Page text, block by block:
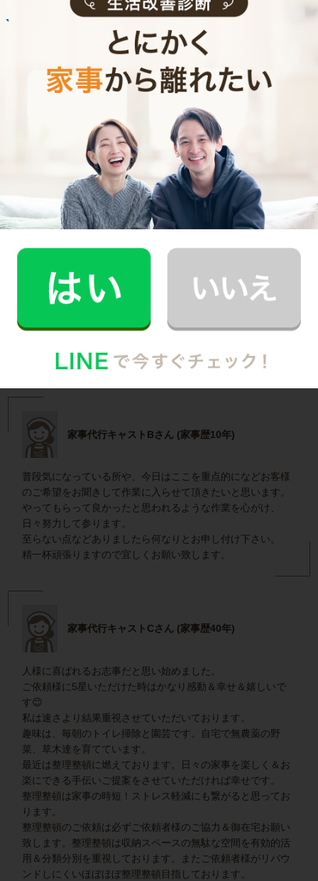
趣味の時間を作りたいと思い家事代行の利用を
始めました。
記事全文を見る
インタビュー一覧を見る
東大阪市で働く家事代行キャストの声
家事代行キャストAさん (家事歴27年)
整理収納アドバイザーの1級取得を目指していますので、お
どんどん、ご相談下さい。
家事代行キャストBさん (家事歴10年)
普段気になっている所や、今日はここを重点的になどお客様
のご希望をお聞きして作業に入らせて頂きたいと思います。
やってもらって良かったと思われるような作業を心がけ、
日々努力して参ります。
至らない点などありましたら何なりとお申し付け下さい。
精一杯頑張りますので宜しくお願い致します。
家事代行キャストCさん (家事歴40年)
人様に喜ばれるお志事だと思い始めました。
ご依頼様に5星いただけた時はかなり感動＆幸せ＆嬉しいで
す😊
私は速さより結果重視させていただいております。
趣味は、毎朝のトイレ掃除と園芸です。自宅で無農薬の野
菜、草木達を育てています。
最近は整理整頓に燃えております。日々の家事を楽しく＆お
楽にできる手伝いご提案をさせていただければ幸せです。
整理整頓は家事の時短！ストレス軽減にも繋がると思ってお
ります。
整理整頓のご依頼は必ずご依頼者様のご協力＆御在宅お願い
致します。整理整頓は収納スペースの無駄な空間を有効的活
用＆分類分別を重視しております。またご依頼者様がリバウ
ンドしにくいほぼほぼ整理整頓目指しております。